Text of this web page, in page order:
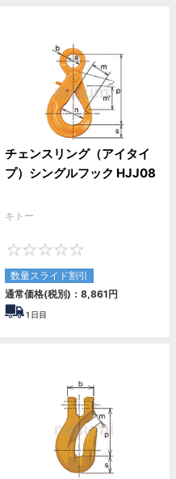
チェンスリング（アイタイ
プ）シングルフック HJJ08
キトー
数量スライド割引
通常価格(税別)： 8,861円
1 日目